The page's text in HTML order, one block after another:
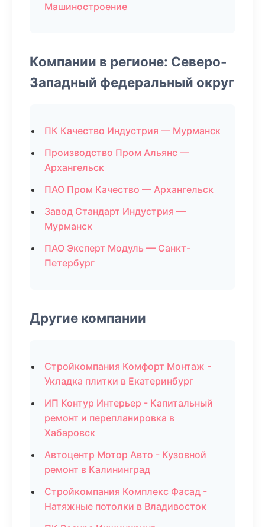
Машиностроение
Компании в регионе: Северо-
Западный федеральный округ
ПК Качество Индустрия — Мурманск
Производство Пром Альянс —
Архангельск
ПАО Пром Качество — Архангельск
Завод Стандарт Индустрия —
Мурманск
ПАО Эксперт Модуль — Санкт-
Петербург
Другие компании
Стройкомпания Комфорт Монтаж -
Укладка плитки в Екатеринбург
ИП Контур Интерьер - Капитальный
ремонт и перепланировка в
Хабаровск
Автоцентр Мотор Авто - Кузовной
ремонт в Калининград
Стройкомпания Комплекс Фасад -
Натяжные потолки в Владивосток